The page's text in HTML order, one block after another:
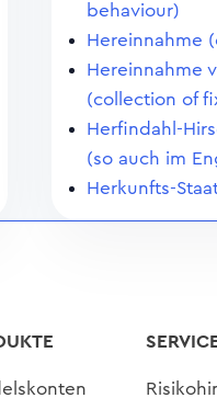
behaviour)
Hereinnahme
Hereinnahme
(collection of
Herfindahl-
(so auch im
Herkunfts-